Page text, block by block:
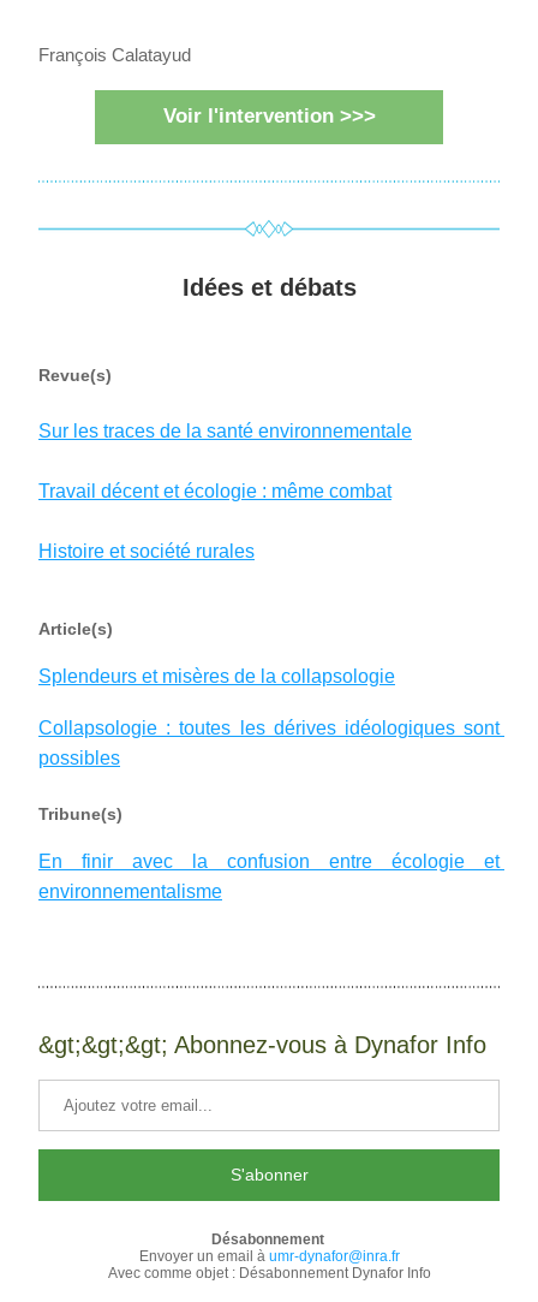
François Calatayud
Voir l'intervention >>>
Idées et débats
Revue(s)
Sur les traces de la santé environnementale
Travail décent et écologie : même combat
Histoire et société rurales
Article(s)
Splendeurs et misères de la collapsologie
Collapsologie : toutes les dérives idéologiques sont
possibles
Tribune(s)
En finir avec la confusion entre écologie et
environnementalisme
&gt;&gt;&gt; Abonnez-vous à Dynafor Info
S'abonner
Désabonnement
Envoyer un email à umr-dynafor@inra.fr
Avec comme objet : Désabonnement Dynafor Info